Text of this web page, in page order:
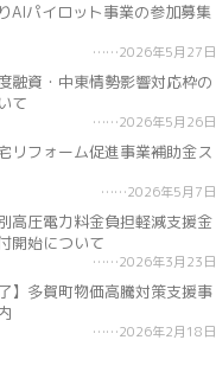
AIパイロット事業の参加募集
2026年5月27日
融資・中東情勢影響対応枠の
て
2026年5月26日
リフォーム促進事業補助金ス
2026年5月7日
高圧電力料金負担軽減支援金
開始について
2026年3月23日
】多賀町物価高騰対策支援事
2026年2月18日